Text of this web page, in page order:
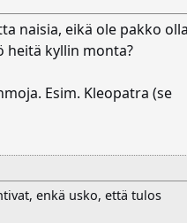
naisia, eikä ole pakko olla
heitä kyllin monta?
Esim. Kleopatra (se
enkä usko, että tulos